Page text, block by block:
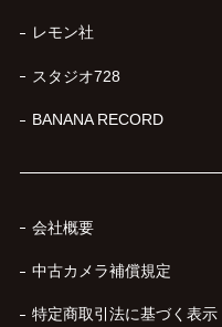
レモン社
スタジオ728
BANANA RECORD
会社概要
中古カメラ補償規定
特定商取引法に基づく表示